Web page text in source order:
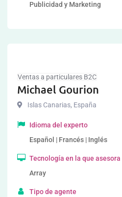
Publicidad y Marketing
Ventas a particulares B2C
Michael Gourion
Islas Canarias, España
Idioma del experto
Español | Francés | Inglés
Tecnología en la que asesora
Array
Tipo de agente